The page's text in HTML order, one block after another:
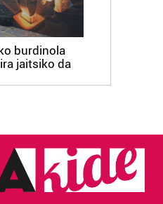
burdinola
jaitsiko da